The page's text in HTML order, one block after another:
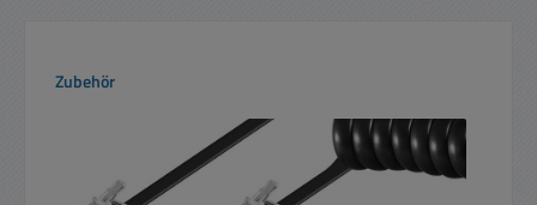
Produktgalerie überspringen
Zubehör